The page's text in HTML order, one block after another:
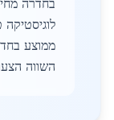
השווה